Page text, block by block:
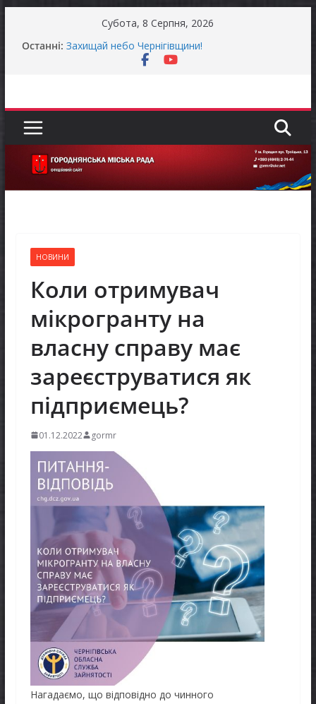
Субота, 8 Серпня, 2026
Останні: Захищай небо Чернігівщини!
Батьки майбутніх першокласників уже можуть
Як отримати компенсацію за товари, придбані
Уповноважений Верховної Ради України з
прав людини проводить опитування щодо
реалізації права осіб з інвалідністю на працю
НОВИНИ
Коли отримувач
мікрогранту на
власну справу має
зареєструватися як
підприємець?
01.12.2022 gormr
Нагадаємо, що відповідно до чинного